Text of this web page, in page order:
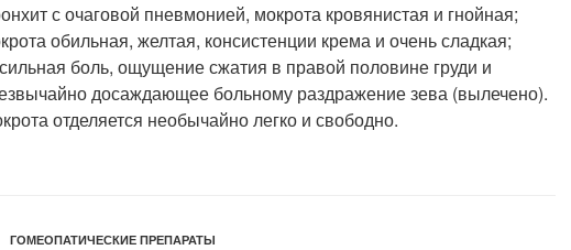
с очаговой пневмонией, мокрота кровянистая и гнойная;
обильная, желтая, консистенции крема и очень сладкая;
боль, ощущение сжатия в правой половине груди и
досаждающее больному раздражение зева (вылечено).
отделяется необычайно легко и свободно.
РУБРИКИ
ГОМЕОПАТИЧЕСКИЕ ПРЕПАРАТЫ